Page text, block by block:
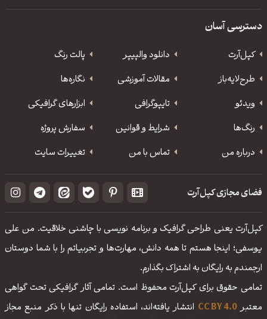
دسترسی آسان
کپل‌آرت دانلود‌ والپیپر
پالت رنگ
طرح‌لایه‌باز
مقالات آموزشی
نگاره‌ها
ویدئو
‌تایپوگرافی
ابزارهای گرافیکی
رنگ‌ها
شرایط و قوانین
سفارش پروژه
درباره من
تماس با من تغییرات سایت
فضای مجازی کپل‌آرت
کپل‌آرت یعنی طراحی گرافیک و برنامه نویسی با چاشنی خلاقیت. من علی
یوسفی؛ اینجا هستم تا همه دانش، مهارت‌‌ها و تجربیاتم را با شما دوستان
ارجمندم به رایگان به اشتراک بگذارم.
تمامی حقوق برای کپل‌آرت محفوظ است. تمامی آثار گرافیکی تحت گواهی
معتبرCC BY 4.0 انتشار یافته‌اند، استفاده رایگان تنها با ذکر منبع مجاز